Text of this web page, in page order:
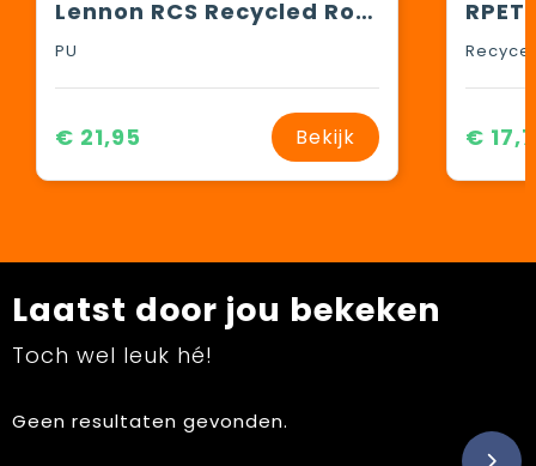
Lennon RCS Recycled Roll-Top Backpack rugzak
PU
€ 21,95 Bekijk €
Laatst door jou bekeken
Toch wel leuk hé!
Geen resultaten gevonden.